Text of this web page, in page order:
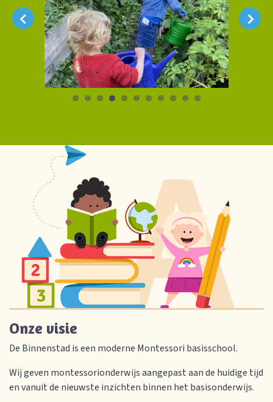
Onze visie
De Binnenstad is een moderne Montessori basisschool.
Wij geven montessorionderwijs aangepast aan de huidige tijd
en vanuit de nieuwste inzichten binnen het basisonderwijs.